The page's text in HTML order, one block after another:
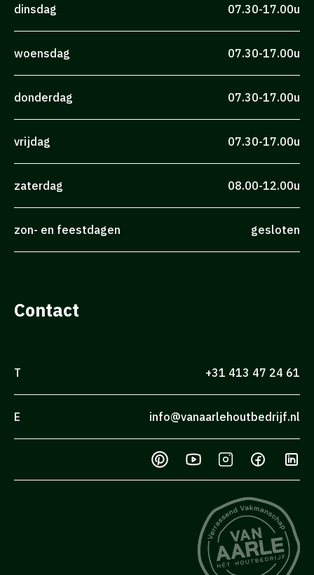
dinsdag 07.30-17.00u
woensdag 07.30-17.00u
donderdag 07.30-17.00u
vrijdag 07.30-17.00u
zaterdag 08.00-12.00u
zon- en feestdagen gesloten
Contact
T +31 413 47 24 61
E info@vanaarlehoutbedrijf.nl